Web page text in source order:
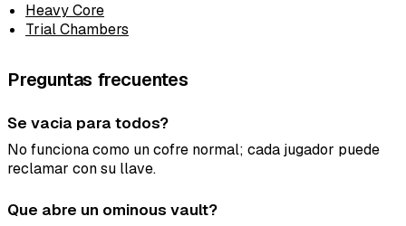
Heavy Core
Trial Chambers
Preguntas frecuentes
Se vacia para todos?
No funciona como un cofre normal; cada jugador puede
reclamar con su llave.
Que abre un ominous vault?